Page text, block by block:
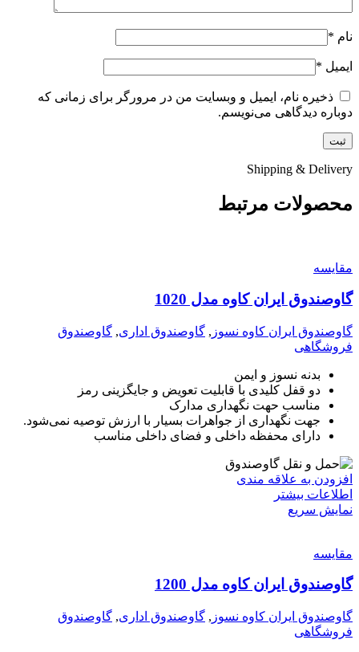
نام *
ایمیل *
ذخیره نام، ایمیل و وبسایت من در مرورگر برای زمانی که
دوباره دیدگاهی می‌نویسم.
Shipping & Delivery
محصولات مرتبط
مقايسه
گاوصندوق ایران کاوه مدل 1020
گاوصندوق ایران کاوه نسوز , گاوصندوق اداری, گاوصندوق
فروشگاهی
بدنه نسوز و ایمن
دو قفل کلیدی با قابلیت تعویض و جایگزینی رمز
مناسب حهت نگهداری مدارک
جهت نگهداری از جواهرات بسیار با ارزش توصیه نمی‌شود.
دارای محفظه داخلی و فضای داخلی مناسب
افزودن به علاقه مندی
اطلاعات بیشتر
نمایش سریع
مقايسه
گاوصندوق ایران کاوه مدل 1200
گاوصندوق ایران کاوه نسوز , گاوصندوق اداری, گاوصندوق
فروشگاهی